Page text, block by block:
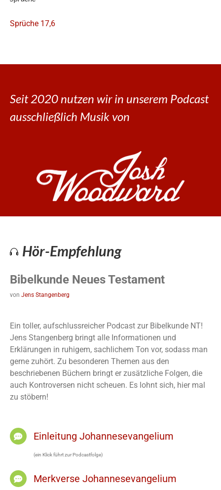
Sprüche 17,6
Seit 2020 nutzen wir in unserem Podcast
ausschließlich Musik von
Hör-Empfehlung
Bibelkunde Neues Testament
von Jens Stangenberg
Ein toller, aufschlussreicher Podcast zur Bibelkunde NT!
Jens Stangenberg bringt alle Informationen und
Erklärungen in ruhigem, sachlichem Ton vor, sodass man
gerne zuhört. Zu besonderen Themen aus den
beschriebenen Büchern bringt er zusätzliche Folgen, die
auch Kontroversen nicht scheuen. Es lohnt sich, hier mal
zu stöbern!
Einleitung Johannesevangelium
(ein Klick führt zur Podcastfolge)
Merkverse Johannesevangelium